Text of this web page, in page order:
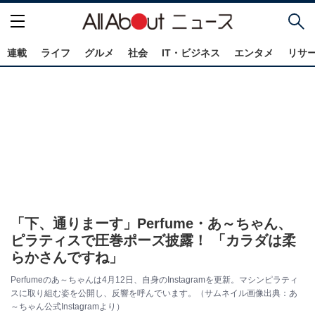
連載 ライフ グルメ 社会 IT・ビジネス エンタメ リサ
「下、通りまーす」Perfume・あ～ちゃん、
ピラティスで圧巻ポーズ披露！ 「カラダは柔
らかさんですね」
Perfumeのあ～ちゃんは4月12日、自身のInstagramを更新。マシンピラティ
スに取り組む姿を公開し、反響を呼んでいます。（サムネイル画像出典：あ
～ちゃん公式Instagramより）